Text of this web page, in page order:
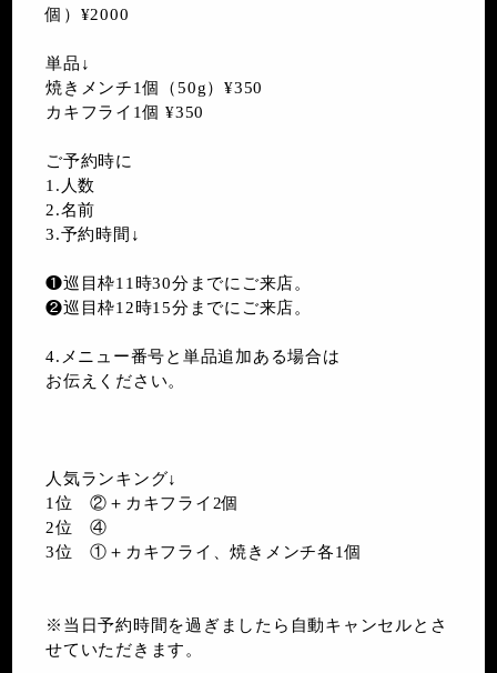
個）¥2000
単品↓
焼きメンチ1個（50g）¥350
カキフライ1個 ¥350
ご予約時に
1.人数
2.名前
3.予約時間↓
❶巡目枠11時30分までにご来店。
❷巡目枠12時15分までにご来店。
4.メニュー番号と単品追加ある場合は
お伝えください。
人気ランキング↓
1位 ②＋カキフライ2個
2位 ④
3位 ①＋カキフライ、焼きメンチ各1個
※当日予約時間を過ぎましたら自動キャンセルとさ
せていただきます。